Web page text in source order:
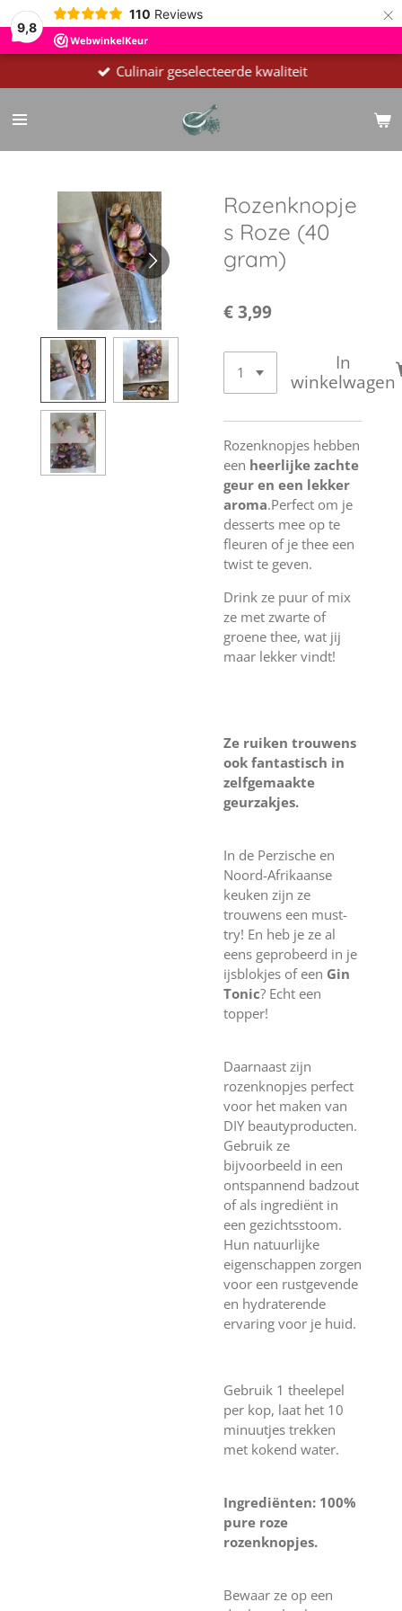
9,8
110 Reviews ×
Culinair geselecteerde kwaliteit
Rozenknopje
s Roze (40
gram)
€ 3,99
In
winkelwagen
Rozenknopjes hebben
een heerlijke zachte
geur en een lekker
aroma.Perfect om je
desserts mee op te
fleuren of je thee een
twist te geven.
Drink ze puur of mix
ze met zwarte of
groene thee, wat jij
maar lekker vindt!
Ze ruiken trouwens
ook fantastisch in
zelfgemaakte
geurzakjes.
In de Perzische en
Noord-Afrikaanse
keuken zijn ze
trouwens een must-
try! En heb je ze al
eens geprobeerd in je
ijsblokjes of een Gin
Tonic? Echt een
topper!
Daarnaast zijn
rozenknopjes perfect
voor het maken van
DIY beautyproducten.
Gebruik ze
bijvoorbeeld in een
ontspannend badzout
of als ingrediënt in
een gezichtsstoom.
Hun natuurlijke
eigenschappen zorgen
voor een rustgevende
en hydraterende
ervaring voor je huid.
Gebruik 1 theelepel
per kop, laat het 10
minuutjes trekken
met kokend water.
Ingrediënten: 100%
pure roze
rozenknopjes.
Bewaar ze op een